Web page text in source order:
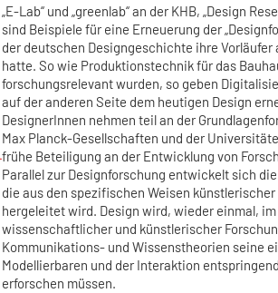
„E-Lab“ und „greenlab“ an der KHB, „Design
sind Beispiele für eine Erneuerung der
der deutschen Designgeschichte ihre Vorläufer
hatte. So wie Produktionstechnik für das
forschungsrelevant wurden, so geben
auf der anderen Seite dem heutigen Design
DesignerInnen nehmen teil an der
Max Planck-Gesellschaften und der
frühe Beteiligung an der Entwicklung von
Parallel zur Designforschung entwickelt sich
die aus den spezifischen Weisen
hergeleitet wird. Design wird, wieder einmal,
wissenschaftlicher und künstlerischer
Kommunikations- und Wissenstheorien seine
Modellierbaren und der Interaktion
erforschen müssen.